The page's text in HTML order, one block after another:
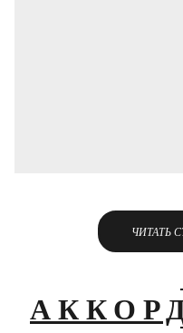
ЧИТАТЬ